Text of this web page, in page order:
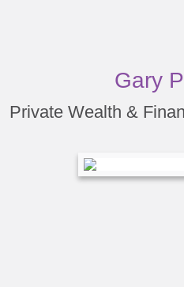
Gary
Private Wealth &